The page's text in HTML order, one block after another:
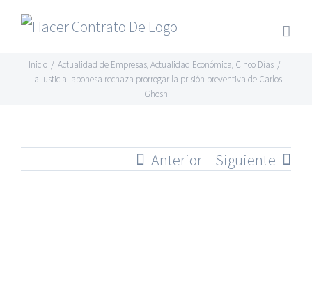
Skip
content
Inicio / Actualidad de Empresas,Actualidad Económica, Cinco Días /
La justicia japonesa rechaza prorrogar la prisión preventiva de Carlos
Ghosn
Anterior Siguiente